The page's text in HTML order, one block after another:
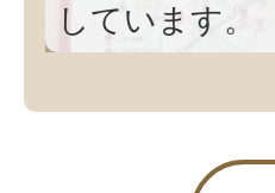
※生放送のた
しています。